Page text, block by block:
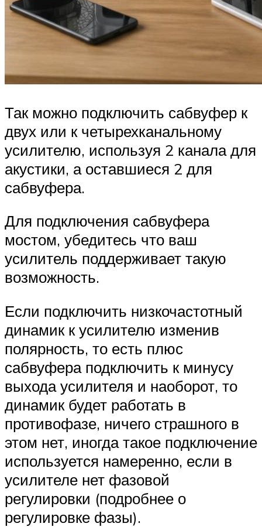
Так можно подключить сабвуфер к
двух или к четырехканальному
усилителю, используя 2 канала для
акустики, а оставшиеся 2 для
сабвуфера.
Для подключения сабвуфера
мостом, убедитесь что ваш
усилитель поддерживает такую
возможность.
Если подключить низкочастотный
динамик к усилителю изменив
полярность, то есть плюс
сабвуфера подключить к минусу
выхода усилителя и наоборот, то
динамик будет работать в
противофазе, ничего страшного в
этом нет, иногда такое подключение
используется намеренно, если в
усилителе нет фазовой
регулировки (подробнее о
регулировке фазы).